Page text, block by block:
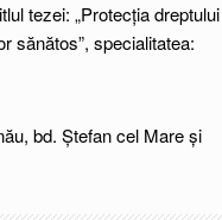
tezei: „Protecția dreptului
sănătos”, specialitatea:
bd. Ştefan cel Mare şi